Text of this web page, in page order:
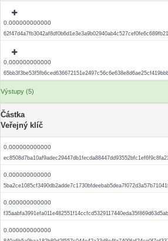
0.000000000000
0.000000000000
Výstupy (5)
Částka
Veřejný klíč
0.000000000000
0.000000000000
0.000000000000
0.000000000000